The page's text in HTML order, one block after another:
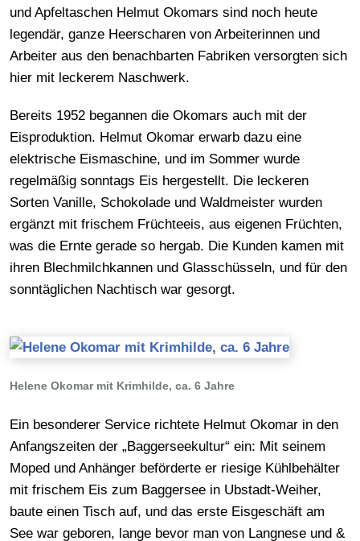
und Apfeltaschen Helmut Okomars sind noch heute
legendär, ganze Heerscharen von Arbeiterinnen und
Arbeiter aus den benachbarten Fabriken versorgten sich
hier mit leckerem Naschwerk.
Bereits 1952 begannen die Okomars auch mit der
Eisproduktion. Helmut Okomar erwarb dazu eine
elektrische Eismaschine, und im Sommer wurde
regelmäßig sonntags Eis hergestellt. Die leckeren
Sorten Vanille, Schokolade und Waldmeister wurden
ergänzt mit frischem Früchteeis, aus eigenen Früchten,
was die Ernte gerade so hergab. Die Kunden kamen mit
ihren Blechmilchkannen und Glasschüsseln, und für den
sonntäglichen Nachtisch war gesorgt.
Helene Okomar mit Krimhilde, ca. 6 Jahre
Ein besonderer Service richtete Helmut Okomar in den
Anfangszeiten der „Baggerseekultur“ ein: Mit seinem
Moped und Anhänger beförderte er riesige Kühlbehälter
mit frischem Eis zum Baggersee in Ubstadt-Weiher,
baute einen Tisch auf, und das erste Eisgeschäft am
See war geboren, lange bevor man von Langnese und &